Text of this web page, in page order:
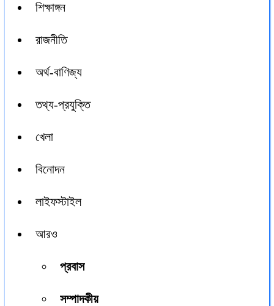
শিক্ষাঙ্গন
রাজনীতি
অর্থ-বাণিজ্য
তথ্য-প্রযুক্তি
খেলা
বিনোদন
লাইফস্টাইল
আরও
প্রবাস
সম্পাদকীয়